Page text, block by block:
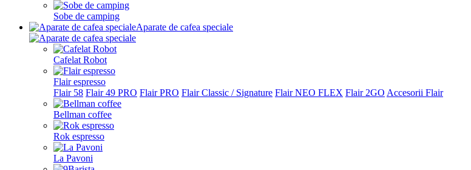
Sobe de camping
Aparate de cafea speciale
Cafelat Robot
Flair espresso
Flair 58 Flair 49 PRO Flair PRO Flair Classic / Signature Flair NEO FLEX Flair 2GO Accesorii Flair
Bellman coffee
Rok espresso
La Pavoni